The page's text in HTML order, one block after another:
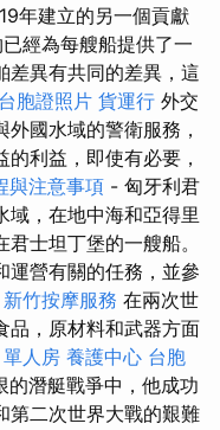
年建立的另一個貢獻
經為每艘船提供了一
差異有共同的差異，這
台胞證照片 貨運行 外交
國水域的警衛服務，
利益，即使有必要，
與注意事項 - 匈牙利君
域，在地中海和亞得里
士坦丁堡的一艘船。
運營有關的任務，並參
新竹按摩服務 在兩次世
品，原材料和武器方面
人房 養護中心 台胞
的潛艇戰爭中，他成功
第二次世界大戰的艱難